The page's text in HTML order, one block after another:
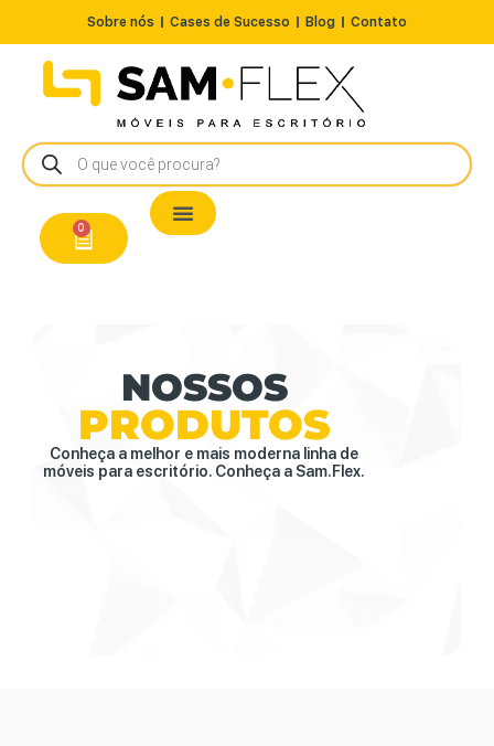
Sobre nós Cases de Sucesso Blog Contato
0
NOSSOS
PRODUTOS
Conheça a melhor e mais moderna linha de
móveis para escritório. Conheça a Sam.Flex.